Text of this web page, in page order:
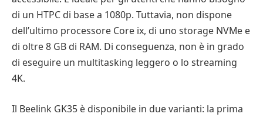
di un HTPC di base a 1080p. Tuttavia, non dispone
dell’ultimo processore Core ix, di uno storage NVMe e
di oltre 8 GB di RAM. Di conseguenza, non è in grado
di eseguire un multitasking leggero o lo streaming
4K.
Il Beelink GK35 è disponibile in due varianti: la prima